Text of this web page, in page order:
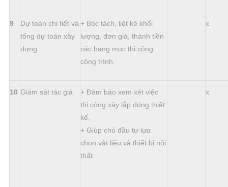
9
Dự toán chi tiết và
tổng dự toán xây
dựng
+ Bóc tách, liệt kê khối
lượng, đơn giá, thành tiền
các hạng mục thi công
công trình.
x
10 Giám sát tác giả
+ Đảm bảo xem xét việc
thi công xây lắp đúng thiết
kế.
+ Giúp chủ đầu tư lựa
chọn vật liệu và thiết bị nội
thất.
x